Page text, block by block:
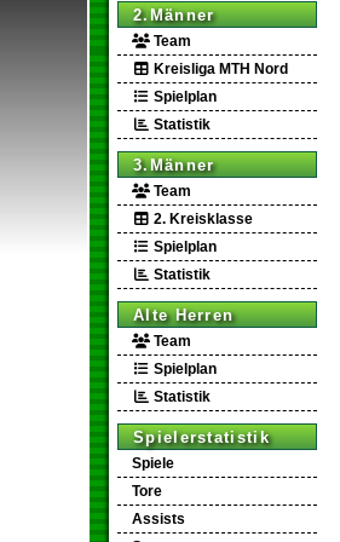
2.Männer
Team
Kreisliga MTH Nord
Spielplan
Statistik
3.Männer
Team
2. Kreisklasse
Spielplan
Statistik
Alte Herren
Team
Spielplan
Statistik
Spielerstatistik
Spiele
Tore
Assists